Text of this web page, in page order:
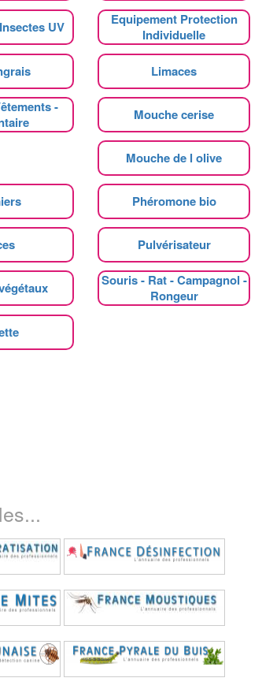
UV
Equipement Protection
Individuelle
Limaces
-
Mouche cerise
Mouche de l olive
Phéromone bio
Pulvérisateur
Souris - Rat - Campagnol -
Rongeur